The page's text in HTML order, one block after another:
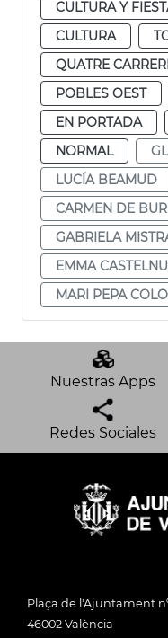
CULTURA Y
CULTURA
QUATRE
POBLES OEST
EN PORTADA
NORMAL
LUCÍA BEAMUD
CARMEN DE
GABRIELA
EMMA
MARI PEPA
Nuestras Apps
Redes Sociales
Plaça de l'Ajuntament
46002 València